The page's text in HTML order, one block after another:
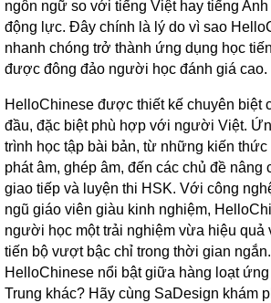
ngôn ngữ so với tiếng Việt hay tiếng
động lực. Đây chính là lý do vì sao
nhanh chóng trở thành ứng dụng học
được đông đảo người học đánh giá cao.
HelloChinese được thiết kế chuyên biệt
đầu, đặc biệt phù hợp với người Việt.
trình học tập bài bản, từ những kiến
phát âm, ghép âm, đến các chủ đề nâng
giao tiếp và luyện thi HSK. Với công
ngũ giáo viên giàu kinh nghiệm,
người học một trải nghiệm vừa hiệu quả
tiến bộ vượt bậc chỉ trong thời gian ngắn.
HelloChinese nổi bật giữa hàng loạt
Trung khác? Hãy cùng SaDesign khám